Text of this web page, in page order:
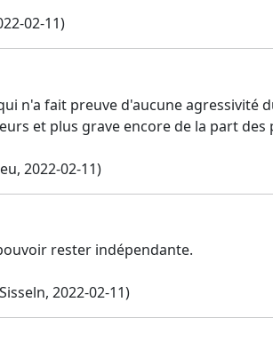
02-11)
n'a fait preuve d'aucune agressivité
et plus grave encore de la part
2022-02-11)
rester indépendante.
2022-02-11)